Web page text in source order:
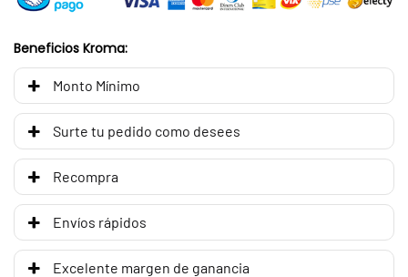
Beneficios Kroma:
Monto Mínimo
Surte tu pedido como desees
Recompra
Envíos rápidos
Excelente margen de ganancia